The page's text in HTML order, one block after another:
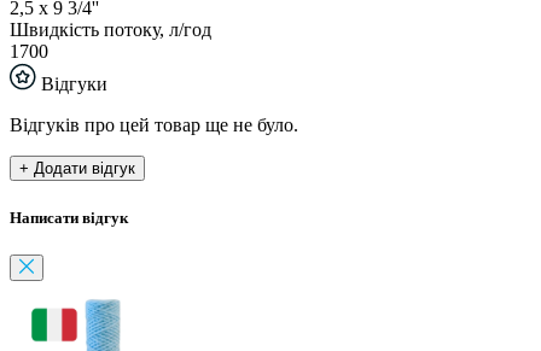
2,5 х 9 3/4''
Швидкість потоку, л/год
1700
Відгуки
Відгуків про цей товар ще не було.
+ Додати відгук
Написати відгук